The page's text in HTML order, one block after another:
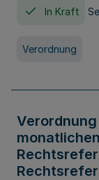
In Kraft
Verordnung